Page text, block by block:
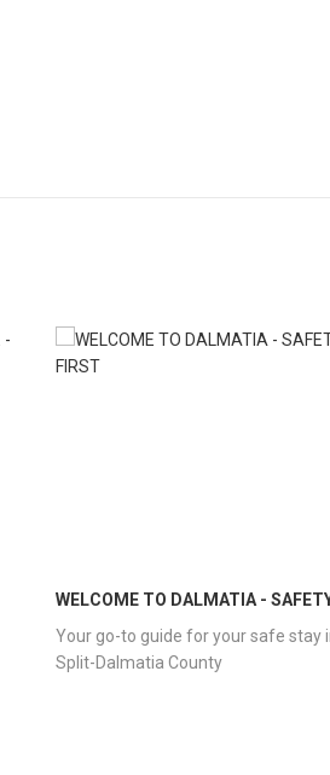
WELCOME TO DALMATIA -
Your go-to guide for your safe stay
Split-Dalmatia County